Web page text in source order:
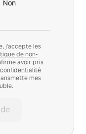
Non
j'accepte les
de non-
avoir pris
mes